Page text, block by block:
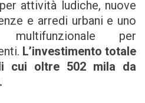
attività ludiche, nuove
e arredi urbani e uno
per
L’investimento totale
cui oltre 502 mila da